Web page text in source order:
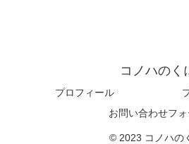
コノハのく
プロフィール
お問い合わせフォ
© 2023 コノハの